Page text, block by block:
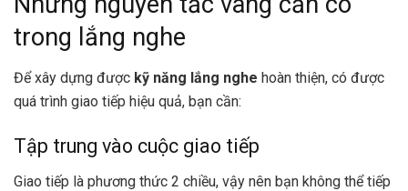
trong lắng nghe
Để xây dựng được kỹ năng lắng nghe hoàn thiện, có được
quá trình giao tiếp hiệu quả, bạn cần:
Tập trung vào cuộc giao tiếp
Giao tiếp là phương thức 2 chiều, vậy nên bạn không thể tiếp